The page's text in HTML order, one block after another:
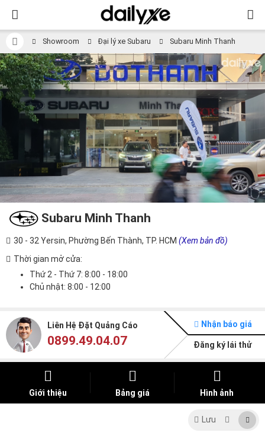
Showroom Đại lý xe Subaru Subaru Minh Thanh
Subaru Minh Thanh
30 - 32 Yersin, Phường Bến Thành, TP. HCM (Xem bản đồ)
Thời gian mở cửa:
Thứ 2 - Thứ 7: 8:00 - 18:00
Chủ nhật: 8:00 - 12:00
Liên Hệ Đặt Quảng Cáo
0899.49.04.07
Nhận báo giá
Đăng ký lái thử
Giới thiệu Bảng giá Hình ảnh
Lưu